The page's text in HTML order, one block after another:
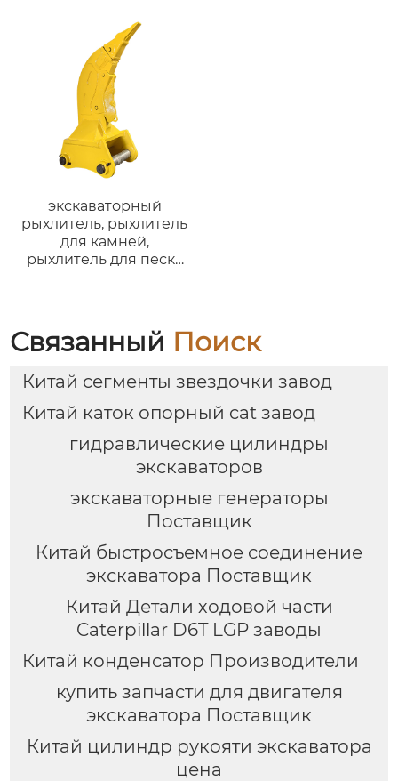
типы для Komatsu
PC120 для
экскаваторов 12-17
тонн
экскаваторный
рыхлитель, рыхлитель
для камней,
рыхлитель для песка
Связанный Поиск
Китай сегменты звездочки завод
Китай каток опорный cat завод
гидравлические цилиндры
экскаваторов
экскаваторные генераторы
Поставщик
Китай быстросъемное соединение
экскаватора Поставщик
Китай Детали ходовой части
Caterpillar D6T LGP заводы
Китай конденсатор Производители
купить запчасти для двигателя
экскаватора Поставщик
Китай цилиндр рукояти экскаватора
цена